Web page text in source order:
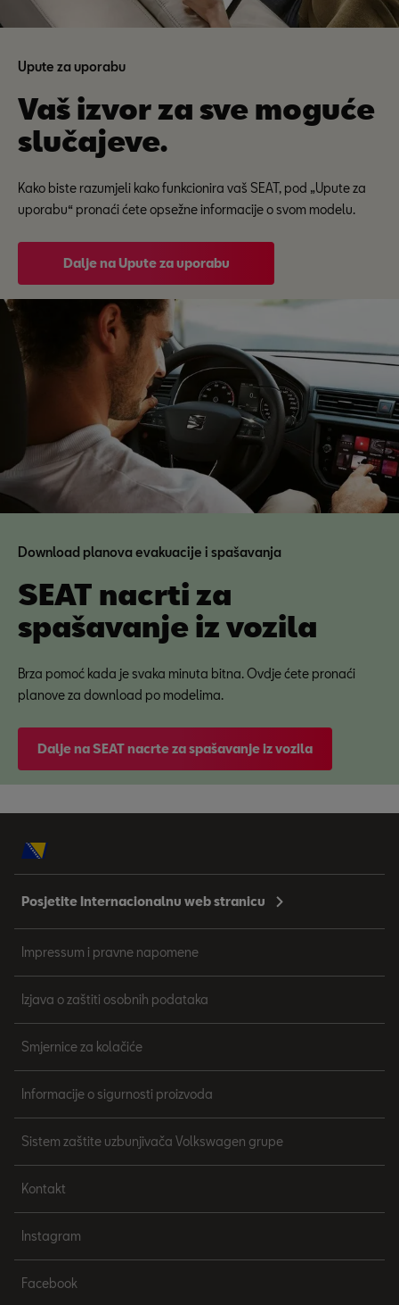
Upute za uporabu
Vaš izvor za sve moguće
slučajeve.
Kako biste razumjeli kako funkcionira vaš SEAT, pod „Upute za
uporabu“ pronaći ćete opsežne informacije o svom modelu.
Dalje na Upute za uporabu
Download planova evakuacije i spašavanja
SEAT nacrti za
spašavanje iz vozila
Brza pomoć kada je svaka minuta bitna. Ovdje ćete pronaći
planove za download po modelima.
Dalje na SEAT nacrte za spašavanje iz vozila
Posjetite Internacionalnu web stranicu
Impressum i pravne napomene
Izjava o zaštiti osobnih podataka
Smjernice za kolačiće
Informacije o sigurnosti proizvoda
Sistem zaštite uzbunjivača Volkswagen grupe
Kontakt
Instagram
Facebook